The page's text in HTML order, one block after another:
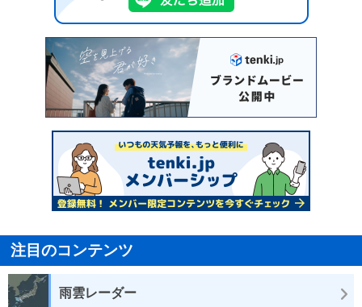
注目のコンテンツ
雨雲レーダー